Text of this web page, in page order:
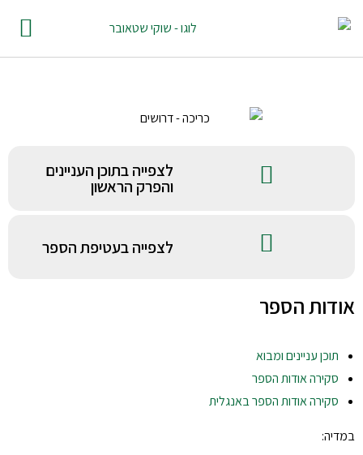
הספר
עניינים ומבוא
אודות הספר
אודות הספר באנגלית
לצפייה בתוכן העניינים
והפרק הראשון
לצפייה בעטיפת הספר